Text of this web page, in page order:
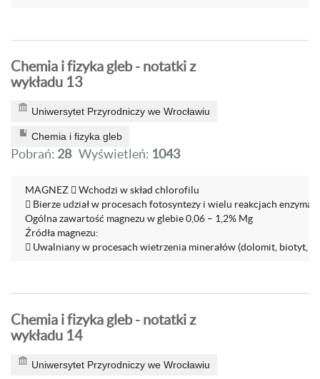
Chemia i fizyka gleb - notatki z
wykładu 13
Uniwersytet Przyrodniczy we Wrocławiu
Chemia i fizyka gleb
Pobrań: 28 Wyświetleń: 1043
MAGNEZ  Wchodzi w skład chlorofilu
 Bierze udział w procesach fotosyntezy i wielu reakcjach
Ogólna zawartość magnezu w glebie 0,06 – 1,2% Mg
Źródła magnezu:
 Uwalniany w procesach wietrzenia minerałów (dolomit, biotyt,
Chemia i fizyka gleb - notatki z
wykładu 14
Uniwersytet Przyrodniczy we Wrocławiu